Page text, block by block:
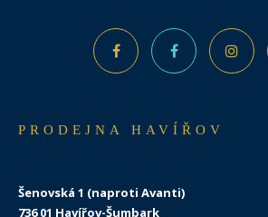
PRODEJNA HAVÍŘOV
Šenovská 1 (naproti Avanti)
736 01 Havířov-Šumbark